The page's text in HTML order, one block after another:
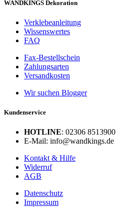
WANDKINGS Dekoration
Verklebeanleitung
Wissenswertes
FAQ
Fax-Bestellschein
Zahlungsarten
Versandkosten
Wir suchen Blogger
Kundenservice
HOTLINE: 02306 8513900
E-Mail: info@wandkings.de
Kontakt & Hilfe
Widerruf
AGB
Datenschutz
Impressum